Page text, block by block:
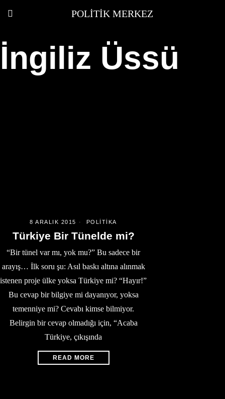
POLITIK MERKEZ
İngiliz Üssü
8 ARALIK 2015 POLITIKA
Türkiye Bir Tünelde mi?
“Bir tünel var mı, yok mu?” Bu sadece bir
arayış… İlk soru şu: Asıl baskı altına alınmak
istenen proje ülke yoksa Türkiye mi? “Hayır!”
Bu cevap bir bilgiye mi dayanıyor, yoksa
temenniye mi? Cevabı kimse bilmiyor.
Belirgin bir cevap olmadığı için, “Acaba
Türkiye, çıkışında
READ MORE